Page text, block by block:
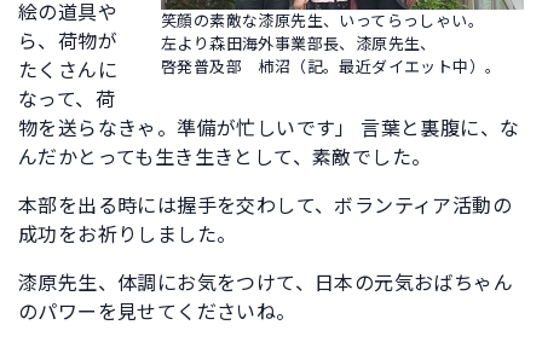
笑顔の素敵な漆原先生、いってらっしゃい。
左より森田海外事業部長、漆原先生、
啓発普及部 柿沼（記。最近ダイエット中）。
絵の道具や
ら、荷物が
たくさんに
なって、荷
物を送らなきゃ。準備が忙しいです」 言葉と裏腹に、な
んだかとっても生き生きとして、素敵でした。
本部を出る時には握手を交わして、ボランティア活動の
成功をお祈りしました。
漆原先生、体調にお気をつけて、日本の元気おばちゃん
のパワーを見せてくださいね。